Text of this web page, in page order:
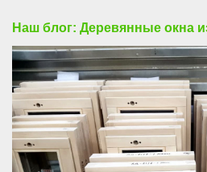
Наш блог: Деревянные окна